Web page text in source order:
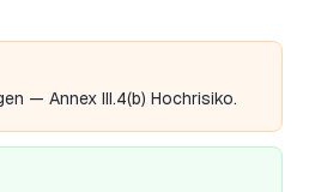
— Annex III.4(b) Hochrisiko.